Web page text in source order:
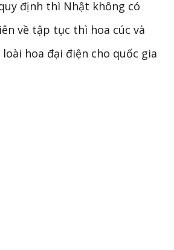
định thì Nhật không có
về tập tục thì hoa cúc và
loài hoa đại điện cho quốc gia